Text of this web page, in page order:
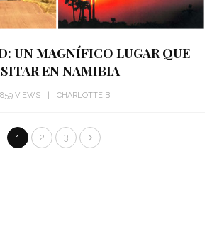
UN MAGNÍFICO LUGAR QUE
EN NAMIBIA
VIEWS CHARLOTTE B
1 2 3